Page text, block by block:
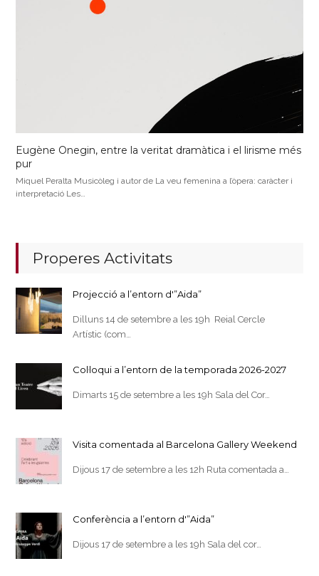
Eugène Onegin, entre la veritat dramàtica i el lirisme més
pur
Miquel Peralta Musicòleg i autor de La veu femenina a l’òpera: caràcter i
interpretació Les…
Properes Activitats
Projecció a l’entorn d'”Aida”
Dilluns 14 de setembre a les 19h Reial Cercle
Artístic (com…
Col·loqui a l’entorn de la temporada 2026-2027
Dimarts 15 de setembre a les 19h Sala del Cor…
Visita comentada al Barcelona Gallery Weekend
Dijous 17 de setembre a les 12h Ruta comentada a…
Conferència a l’entorn d'”Aida”
Dijous 17 de setembre a les 19h Sala del cor…